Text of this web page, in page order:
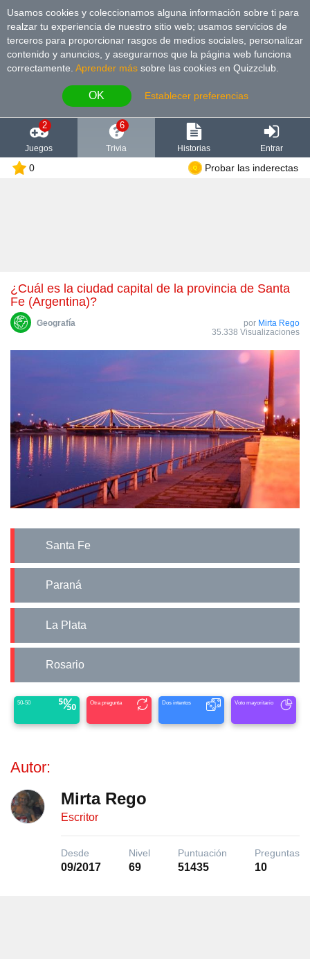
Usamos cookies y coleccionamos alguna información sobre ti para
realzar tu experiencia de nuestro sitio web; usamos servicios de
terceros para proporcionar rasgos de medios sociales, personalizar
contenido y anuncios, y asegurarnos que la página web funciona
correctamente. Aprender más sobre las cookies en Quizzclub.
OK Establecer preferencias
2
Juegos
6
Trivia Historias Entrar
0 Probar las inderectas
¿Cuál es la ciudad capital de la provincia de Santa
Fe (Argentina)?
Geografía por Mirta Rego
35.338 Visualizaciones
Santa Fe
Paraná
La Plata
Rosario
50-50 Otra pregunta Dos intentos Voto mayoritario
Autor:
Mirta Rego
Escritor
Desde
09/2017
Nivel
69
Puntuación
51435
Preguntas
10